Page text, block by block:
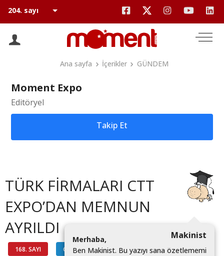
Ana sayfa İçerikler GÜNDEM
Moment Expo
Editöryel
Takip Et
TÜRK FİRMALARI CTT
EXPO’DAN MEMNUN
AYRILDI
168. SAYI GÜNDEM #
Makinist
Merhaba,
Ben Makinist. Bu yazıyı sana özetlememi